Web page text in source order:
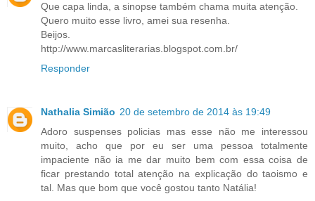
Que capa linda, a sinopse também chama muita atenção.
Quero muito esse livro, amei sua resenha.
Beijos.
http://www.marcasliterarias.blogspot.com.br/
Responder
Nathalia Simião 20 de setembro de 2014 às 19:49
Adoro suspenses policias mas esse não me interessou
muito, acho que por eu ser uma pessoa totalmente
impaciente não ia me dar muito bem com essa coisa de
ficar prestando total atenção na explicação do taoismo e
tal. Mas que bom que você gostou tanto Natália!